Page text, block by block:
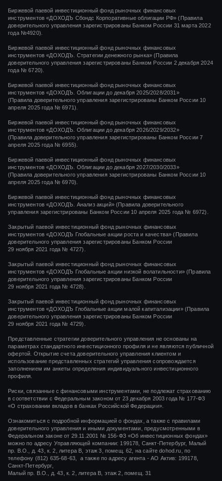
Биржевой паевой инвестиционный фонд рыночных финансовых
инструментов «ДОХОДЪ Сбондс Корпоративные облигации РФ» (Правила
доверительного управления зарегистрированы Банком России 31 марта 2022
года №4920).
Биржевой паевой инвестиционный фонд рыночных финансовых
инструментов «ДОХОДЪ. Стратегии денежного рынка» (Правила
доверительного управления зарегистрированы Банком России 2 декабря 2024
года № 6720).
Биржевой паевой инвестиционный фонд рыночных финансовых
инструментов «ДОХОДЪ. Облигации до декабря 2025/2028/2031»
(Правила доверительного управления зарегистрированы Банком России 10
апреля 2025 года № 6971).
Биржевой паевой инвестиционный фонд рыночных финансовых
инструментов «ДОХОДЪ. Облигации до декабря 2026/2029/2032»
(Правила доверительного управления зарегистрированы Банком России 7
апреля 2025 года № 6955).
Биржевой паевой инвестиционный фонд рыночных финансовых
инструментов «ДОХОДЪ. Облигации до декабря 2027/2030/2033»
(Правила доверительного управления зарегистрированы Банком России 10
апреля 2025 года № 6970).
Биржевой паевой инвестиционный фонд рыночных финансовых
инструментов «ДОХОДЪ. Анализ акций» (Правила доверительного
управления зарегистрированы Банком России 10 апреля 2025 года № 6972).
Закрытый паевой инвестиционный фонд рыночных финансовых
инструментов«ДОХОДЪ Глобальные акции роста и качества» (Правила
доверительного управления зарегистрированы Банком России
29 ноября 2021 года № 4727).
Закрытый паевой инвестиционный фонд рыночных финансовых
инструментов«ДОХОДЪ Глобальные акции низкой волатильности»(Правила
доверительного управления зарегистрированы Банком России
29 ноября 2021 года № 4728).
Закрытый паевой инвестиционный фонд рыночных финансовых
инструментов«ДОХОДЪ Глобальные акции малой капитализации»(Правила
доверительного управления зарегистрированы Банком России
29 ноября 2021 года № 4729).
Представленные стратегии доверительного управления не основаны на
параметрах стандартного инвестиционного профиля и не являются публичной
офертой. Открытие счета доверительного управления клиентом и
использование представленных стратегий управления сопровождается
заполнением им анкеты определения индивидуального инвестиционного
профиля.
Риски, связанные с финансовыми инструментами, не подлежат страхованию
в соответствии с Федеральным законом от 23 декабря 2003 года № 177-ФЗ
«О страховании вкладов в банках Российской Федерации».
Ознакомиться с подробной информацией о фондах, а также с правилами
доверительного управления и иными документами, предусмотренными в
Федеральном законе от 29.11.2001 № 156-ФЗ «Об инвестиционных фондах»
можно по адресу Управляющей компании: 199178, Санкт-Петербург, Малый
пр. В.О., д. 43, к. 2, литера В, этаж 3, помещ. 62, на сайте dohod.ru, по
телефону (812) 635-68-63, а также по адресу агента - АО Актив: 199178,
Санкт-Петербург,
Малый пр. В.О., д. 43, к. 2, литера В, этаж 2, помещ. 31